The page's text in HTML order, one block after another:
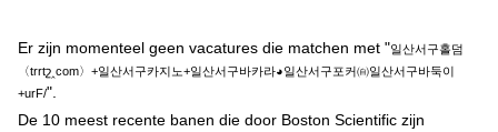
Er zijn momenteel geen vacatures die matchen met "일산서구홀덤
〈trrtշ‸com〉+일산서구카지노+일산서구바카라◕일산서구포커㉂일산서구바둑이
+urF/".
De 10 meest recente banen die door Boston Scientific zijn